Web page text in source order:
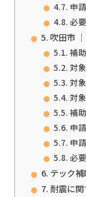
申
必
吹田市
補
対
対
対
補
申
申
必
テック補
耐震に